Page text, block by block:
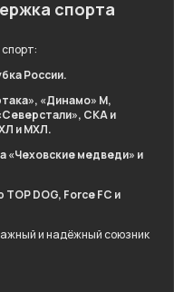
спорта
России.
«Динамо» М,
СКА и
и МХЛ.
«Чеховские медведи» и
DOG, Force FC и
и надёжный союзник